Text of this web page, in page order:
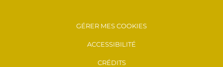
GÉRER MES COOKIES
ACCESSIBILITÉ
CRÉDITS